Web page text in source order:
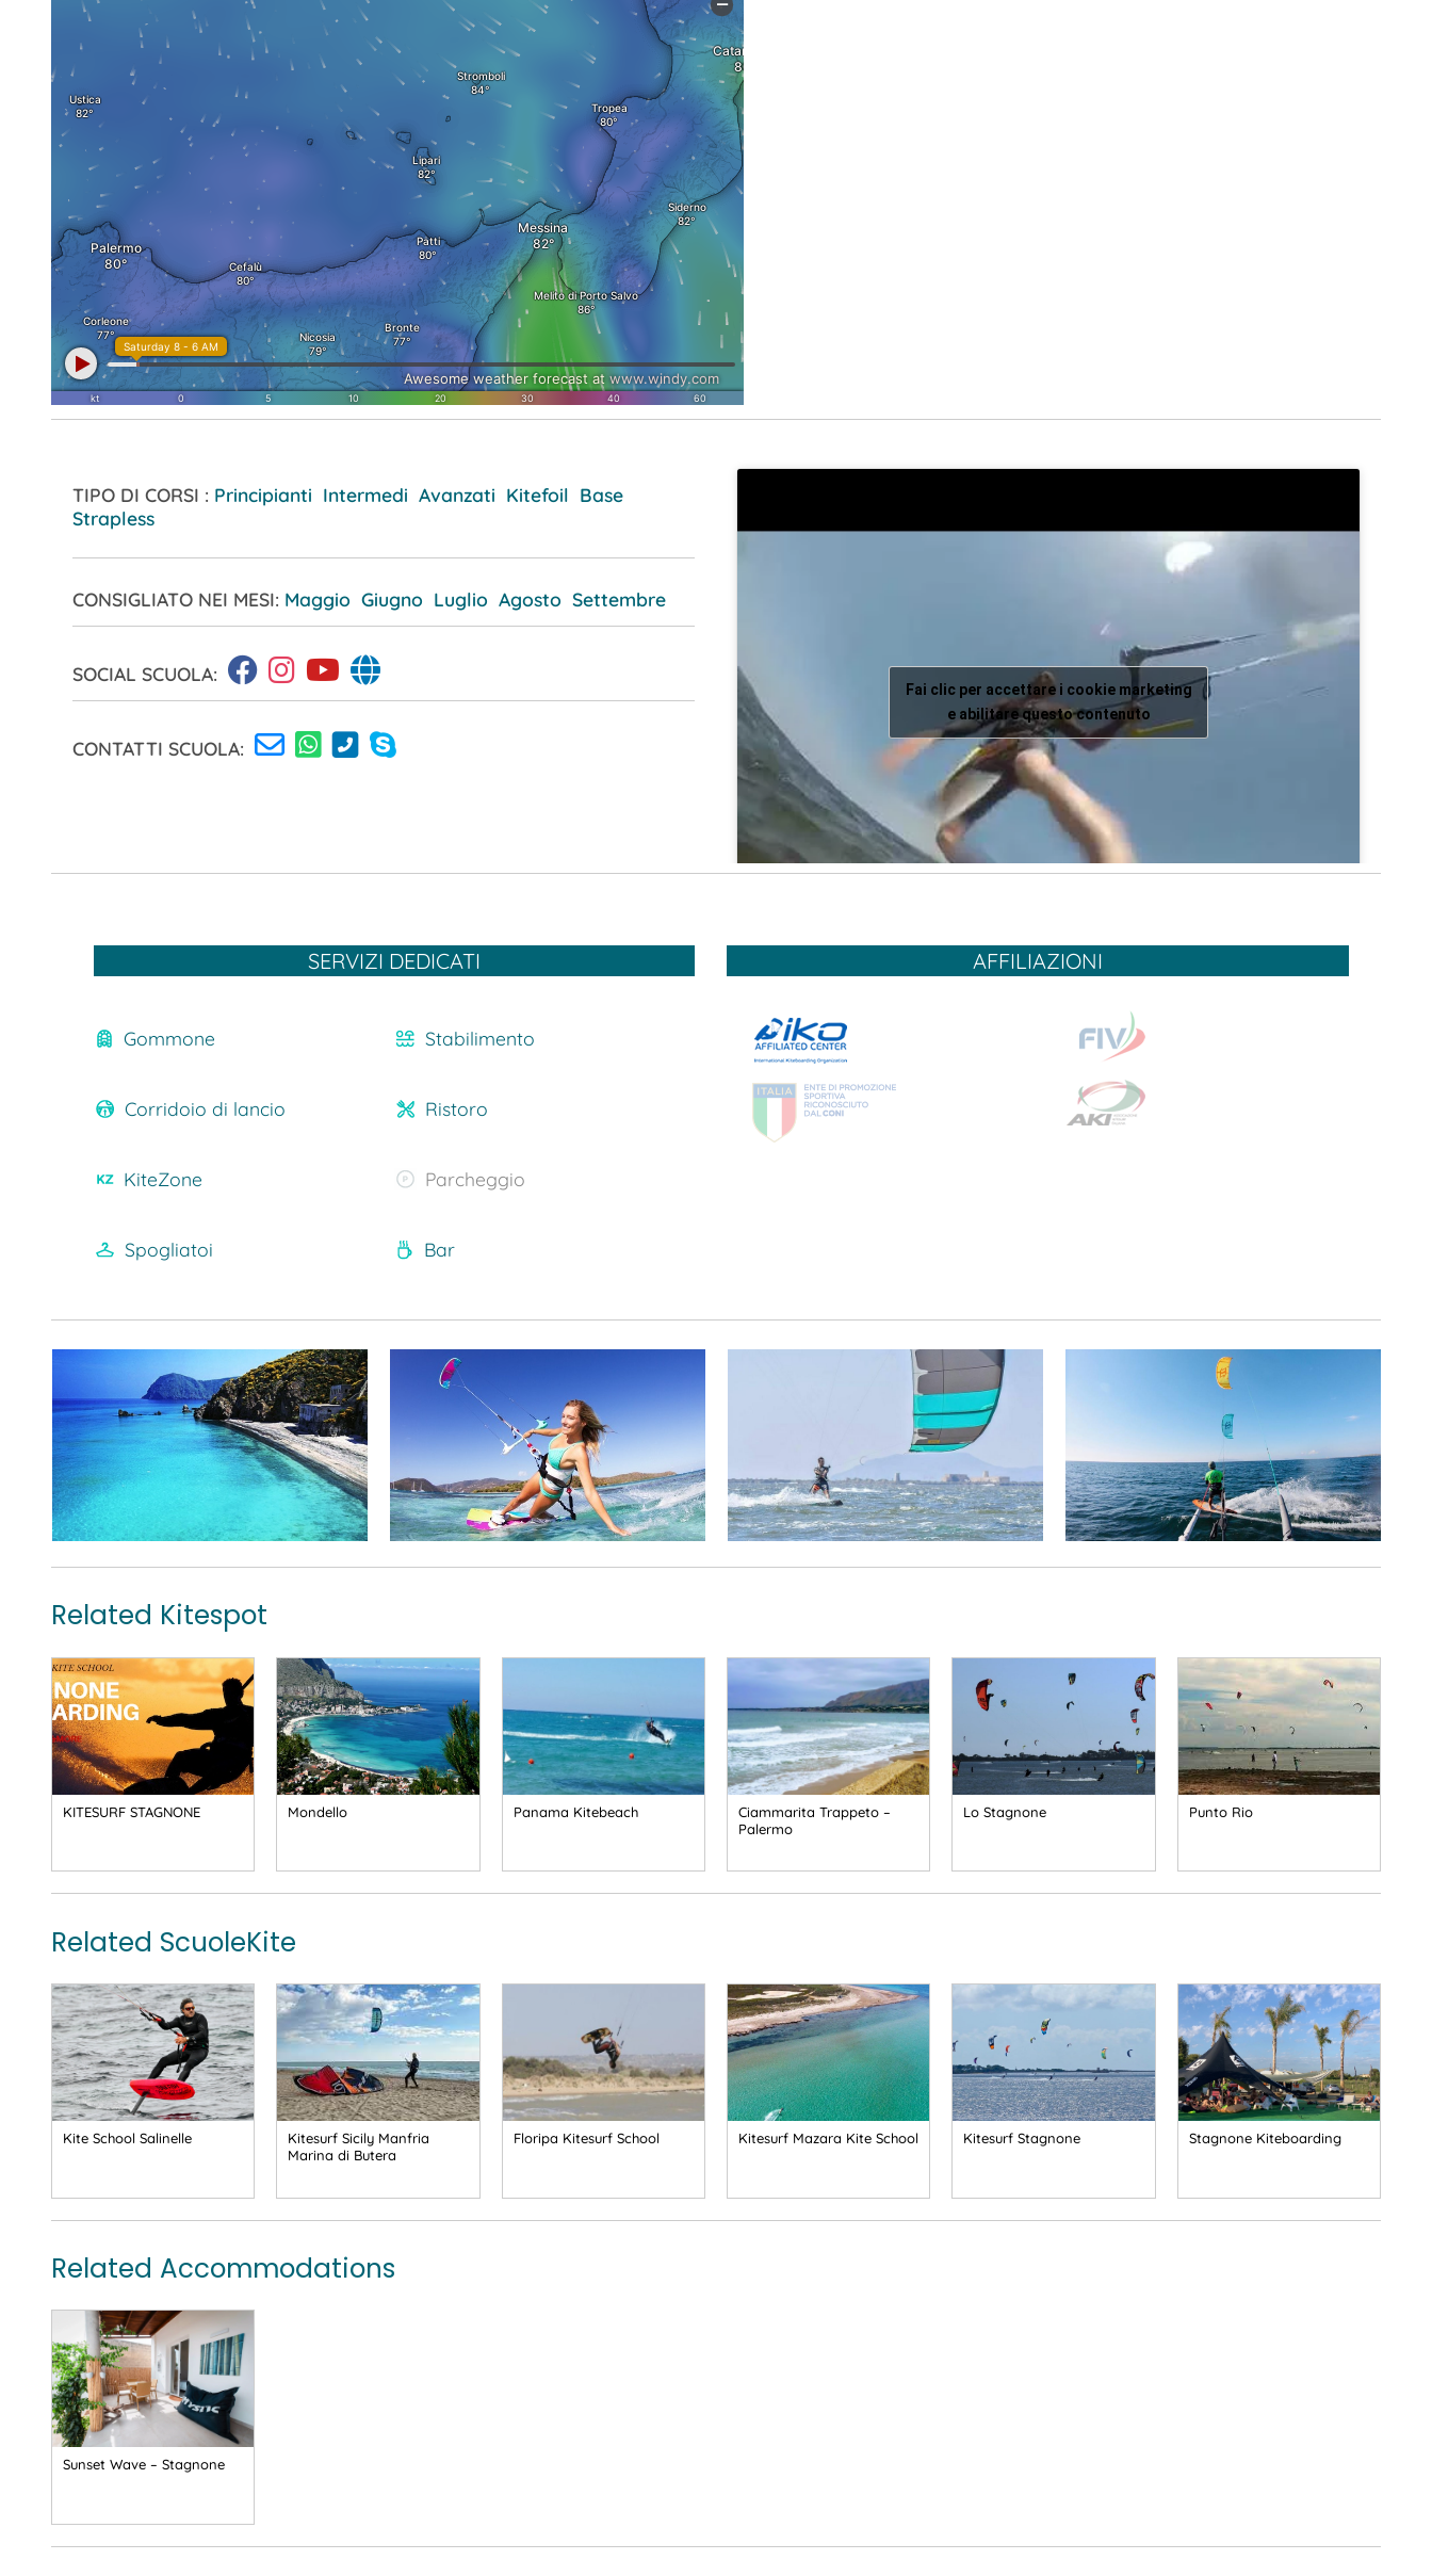
TIPO DI CORSI : Principianti Intermedi Avanzati Kitefoil Base
Strapless
CONSIGLIATO NEI MESI: Maggio Giugno Luglio Agosto Settembre
SOCIAL SCUOLA:
CONTATTI SCUOLA:
Fai clic per accettare i cookie marketing
e abilitare questo contenuto
SERVIZI DEDICATI
Gommone Stabilimento
Corridoio di lancio Ristoro
KiteZone Parcheggio
Spogliatoi Bar
AFFILIAZIONI
Related Kitespot
KITESURF STAGNONE Mondello Panama Kitebeach
Ciammarita Trappeto –
Palermo
Lo Stagnone Punto Rio
Related ScuoleKite
Kite School Salinelle
Kitesurf Sicily Manfria
Marina di Butera
Floripa Kitesurf School Kitesurf Mazara Kite School Kitesurf Stagnone Stagnone Kiteboarding
Related Accommodations
Sunset Wave – Stagnone